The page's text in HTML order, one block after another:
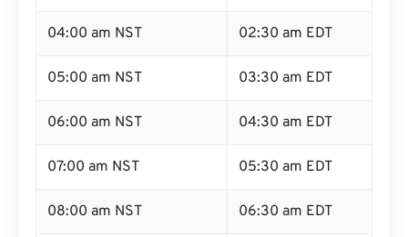
04:00 am NST 02:30 am EDT
05:00 am NST 03:30 am EDT
06:00 am NST 04:30 am EDT
07:00 am NST 05:30 am EDT
08:00 am NST 06:30 am EDT